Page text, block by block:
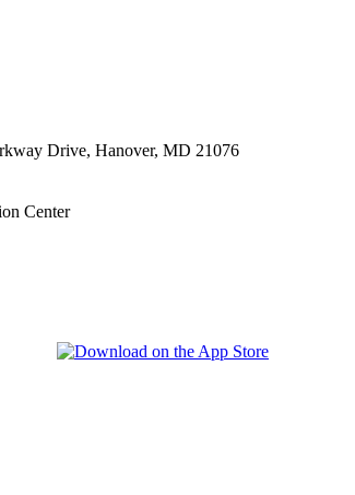
Drive, Hanover, MD 21076
Center